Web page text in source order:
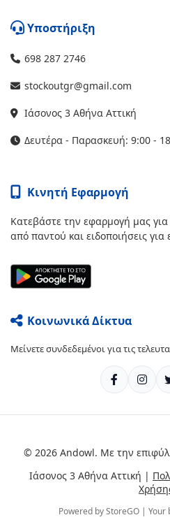
Υποστήριξη
698 287 2746
stockoutgr@gmail.com
Ιάσονος 3 Αθήνα Αττική
Δευτέρα - Παρασκευή: 9:00 -
Κινητή Εφαρμογή
Κατεβάστε την εφαρμογή μας
από παντού και ειδοποιήσεις για
Κοινωνικά Δίκτυα
Μείνετε συνδεδεμένοι για τις
© 2026 Andowl. Με την
Ιάσονος 3 Αθήνα Αττική |
Powered by StoreGO |